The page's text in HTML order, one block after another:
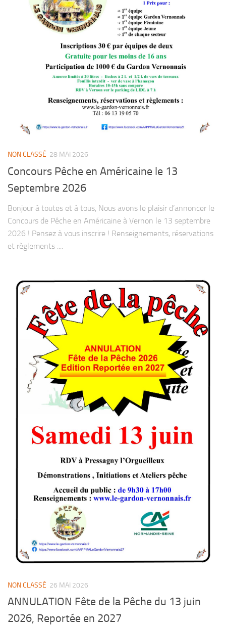
NON CLASSÉ 28 MAI 2026
Concours Pêche en Américaine le 13
Septembre 2026
Bonjour à toutes et à tous, Nous avons le plaisir d’annoncer le
Concours de Pêche en Américaine à Vernon le 13 septembre
2026 ! Pensez à vous inscrire ! Renseignements, réservations
et règlements :...
NON CLASSÉ 26 MAI 2026
ANNULATION Fête de la Pêche du 13 juin
2026, Reportée en 2027